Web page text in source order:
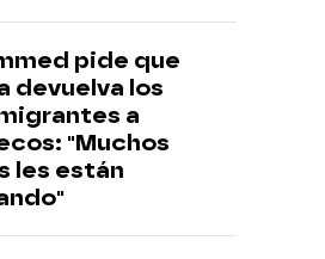
pide que
devuelva los
a
"Muchos
les están